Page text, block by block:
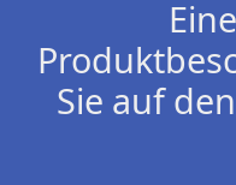
Sie auf